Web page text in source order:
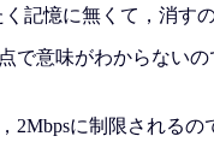
記憶に無くて，消す
で意味がわからない
2Mbpsに制限されるの